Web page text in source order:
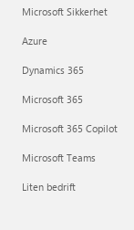
Microsoft Sikkerhet
Azure
Dynamics 365
Microsoft 365
Microsoft 365 Copilot
Microsoft Teams
Liten bedrift